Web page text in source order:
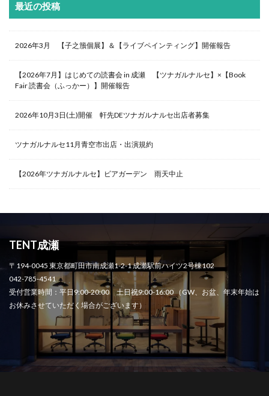
最近の投稿
2026年3月 【子之籏個展】＆【ライブペインティング】開催報告
【2026年7月】はじめての読書会 in 成瀬 【ツナガルナルセ】×【Book
Fair 読書会（ふっかー）】開催報告
2026年10月3日(土)開催 軒先DEツナガルナルセ出店者募集
ツナガルナルセ11月青空市出店・出演規約
【2026年ツナガルナルセ】ビアガーデン 雨天中止
TENT成瀬
〒194-0045 東京都町田市南成瀬1-2-1 成瀬駅前ハイツ2号棟102
042-785-4541
受付営業時間：平日9:00-20:00 土日祝9:00-16:00 （GW、お盆、年末年始は
お休みさせていただく場合がございます）